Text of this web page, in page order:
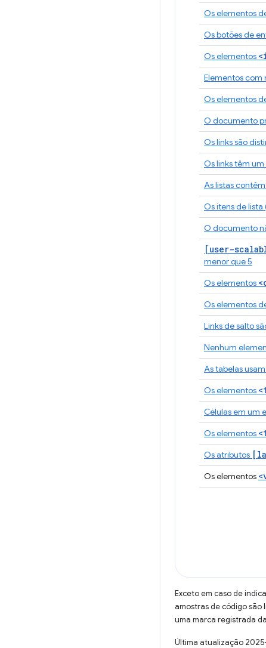
Os elementos
Os botões de
Os elementos
Elementos com
Os elementos
O documento
Os links são
Os links têm
As listas
Os itens de lista
O documento
[user-
menor que 5
Os elementos
Os elementos
Links de salto
Nenhum
As tabelas usam
Os elementos
Células em um
Os elementos
Os atributos
Os elementos
Exceto em caso de
amostras de código são
uma marca registrada
Última atualização